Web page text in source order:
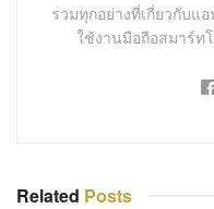
รวมทุกอย่างที่เกี่ยวกับแ
ใช้งานมือถือสมาร์ท
Related Posts